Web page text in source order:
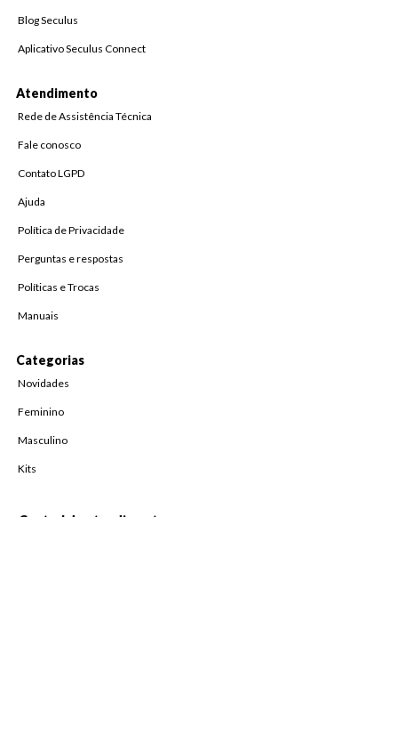
Blog Seculus
Aplicativo Seculus Connect
Atendimento
Rede de Assistência Técnica
Fale conosco
Contato LGPD
Ajuda
Política de Privacidade
Perguntas e respostas
Políticas e Trocas
Manuais
Categorias
Novidades
Feminino
Masculino
Kits
Central de atendimento